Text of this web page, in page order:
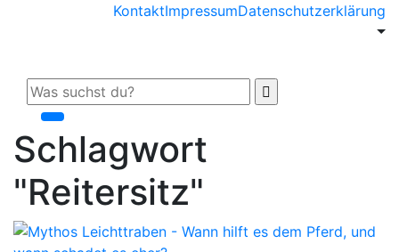
KontaktImpressumDatenschutzerklärung
Schlagwort
"Reitersitz"